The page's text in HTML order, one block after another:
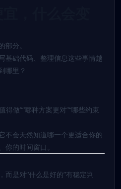
分。
基础代码、整理信息这些事情越
哪里？
得做”“哪种方案更对”“哪些约束
不会天然知道哪一个更适合你的
你的时间窗口。
而是对“什么是好的”有稳定判